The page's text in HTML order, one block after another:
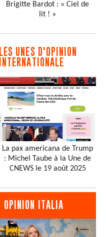
Brigitte Bardot : « Ciel de
lit ! »
LES UNES D'OPINION
INTERNATIONALE
La pax americana de Trump
: Michel Taube à la Une de
CNEWS le 19 août 2025
OPINION ITALIA